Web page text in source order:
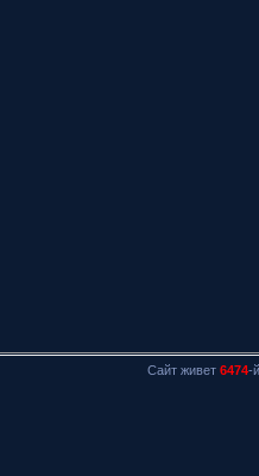
Сайт живет 6474-